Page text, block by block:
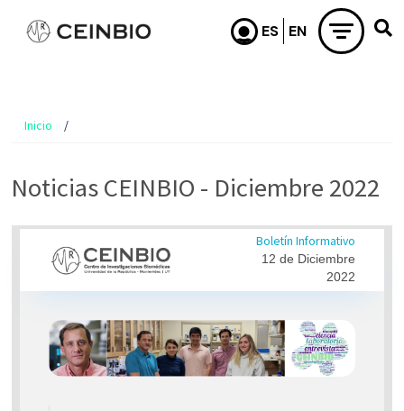
Pasar al contenido principal
Inicio
Noticias CEINBIO - Diciembre 2022
Boletín Informativo
12 de Diciembre
2022